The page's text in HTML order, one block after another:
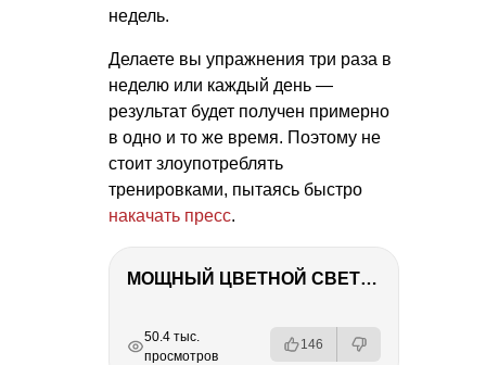
недель.
Делаете вы упражнения три раза в
неделю или каждый день —
результат будет получен примерно
в одно и то же время. Поэтому не
стоит злоупотреблять
тренировками, пытаясь быстро
накачать пресс.
МОЩНЫЙ ЦВЕТНОЙ СВЕТ – NANLITE FC-500C
РЕКЛАМА
РЕКЛАМА
РЕКЛАМА
РЕКЛАМА
50.4 тыс.
просмотров
146